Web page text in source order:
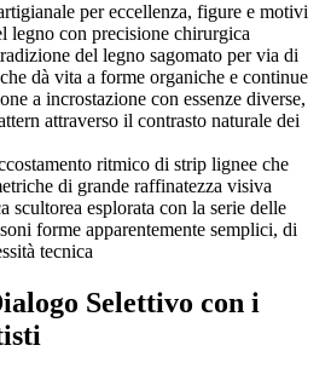
per eccellenza, figure e motivi
legno con precisione chirurgica
del legno sagomato per via di
dà vita a forme organiche e continue
a incrostazione con essenze diverse,
attraverso il contrasto naturale dei
ritmico di strip lignee che
di grande raffinatezza visiva
scultorea esplorata con la serie delle
forme apparentemente semplici, di
tecnica
Selettivo con i